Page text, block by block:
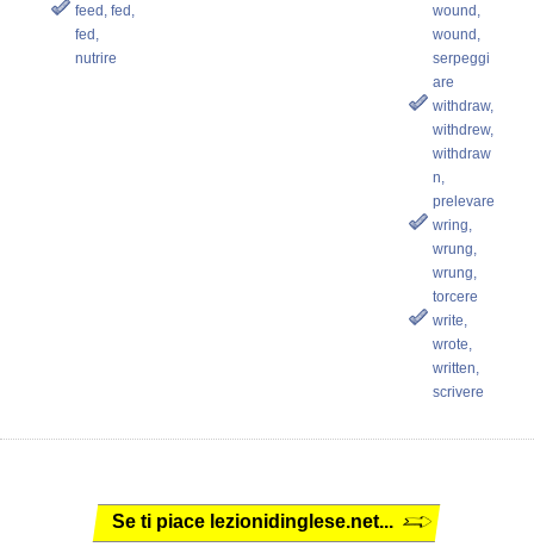
feed, fed,
fed,
nutrire
wound,
wound,
serpeggi
are
withdraw,
withdrew,
withdraw
n,
prelevare
wring,
wrung,
wrung,
torcere
write,
wrote,
written,
scrivere
Se ti piace lezionidinglese.net...